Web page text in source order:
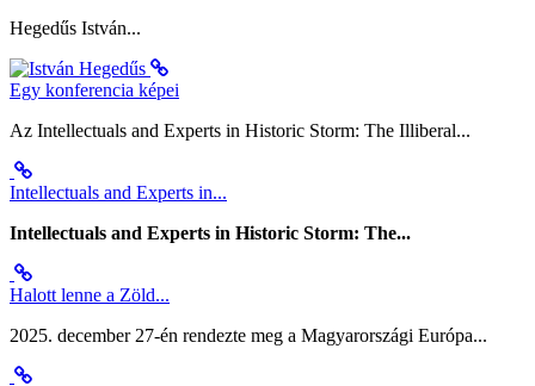
Hegedűs István...
Egy konferencia képei
Az Intellectuals and Experts in Historic Storm: The Illiberal...
Intellectuals and Experts in...
Intellectuals and Experts in Historic Storm: The...
Halott lenne a Zöld...
2025. december 27-én rendezte meg a Magyarországi Európa...